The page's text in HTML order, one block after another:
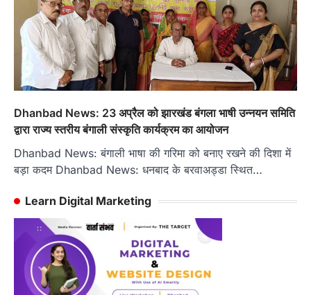
Dhanbad News: 23 अप्रैल को झारखंड बंगला भाषी उन्नयन समिति
द्वारा राज्य स्तरीय बंगाली संस्कृति कार्यक्रम का आयोजन
Dhanbad News: बंगाली भाषा की गरिमा को बनाए रखने की दिशा में
बड़ा कदम Dhanbad News: धनबाद के बरवाअड्डा स्थित…
Learn Digital Marketing